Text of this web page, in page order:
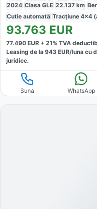
2024 Clasa GLE 22.137 km
Cutie automată Tracțiune 4x4
93.763 EUR
77.490 EUR + 21% TVA
Leasing de la 943 EUR/luna cu
juridice.
Sună WhatsApp